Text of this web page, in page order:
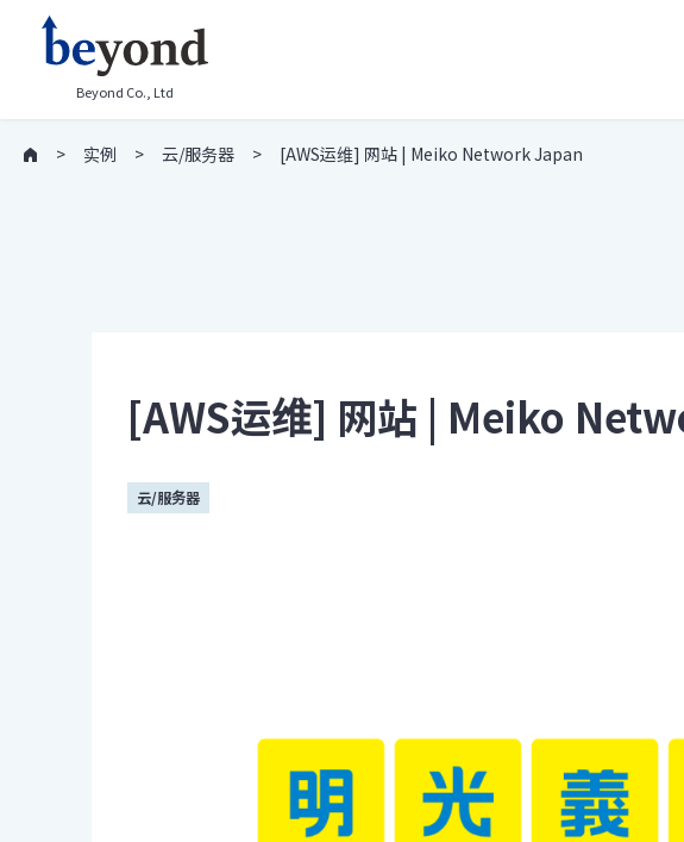
Beyond Co., Ltd
实例 云/服务器 [AWS运维] 网站 | Meiko Network Japan
[AWS运维] 网站 | Meiko
云/服务器